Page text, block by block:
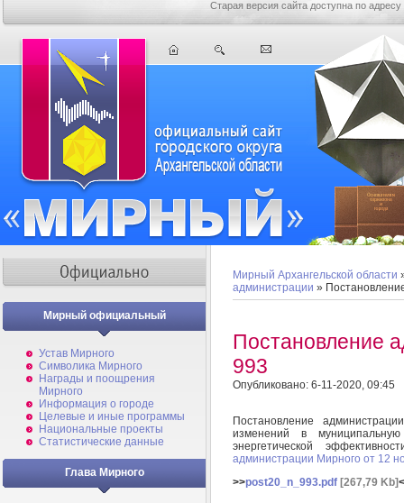
Старая версия сайта доступна по адресу
Мирный официальный
Устав Мирного
Символика Мирного
Награды и поощрения
Мирного
Информация о городе
Целевые и иные программы
Национальные проекты
Статистические данные
Глава Мирного
Мирный Архангельской области
администрации »
Постановление
993
Опубликовано: 6-11-2020, 09:45
Постановление
изменений в
энергетической
администрации Мирного от 12
>>post20_n_993.pdf [267,79 Kb]